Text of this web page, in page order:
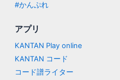
#かんぷれ
アプリ
KANTAN Play online
KANTAN コード
コード譜ライター